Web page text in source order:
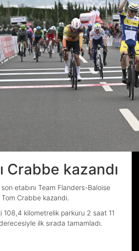
Crabbe kazandı
etabını Team Flanders-Baloise
Tom Crabbe kazandı.
108,4 kilometrelik parkuru 2 saat 11
ilk sırada tamamladı.